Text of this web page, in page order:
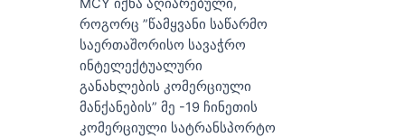
MCY იქნა აღიარებული,
როგორც ”წამყვანი საწარმო
საერთაშორისო სავაჭრო
ინტელექტუალური
განახლების კომერციული
მანქანების” მე -19 ჩინეთის
კომერციული სატრანსპორტო